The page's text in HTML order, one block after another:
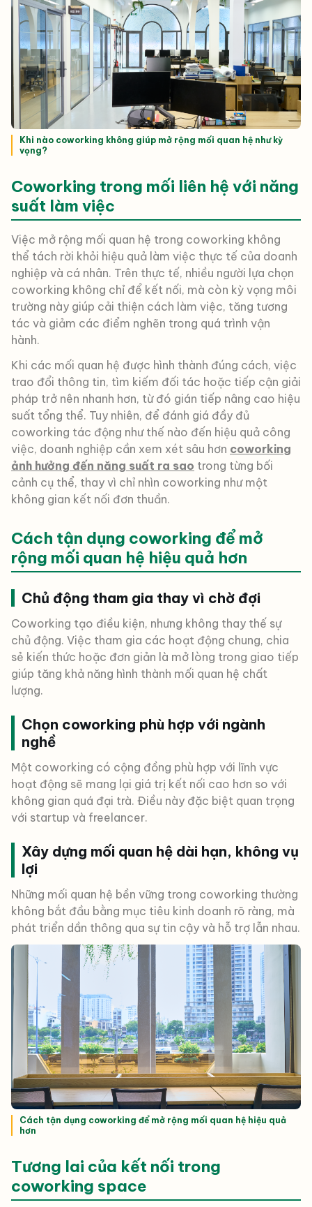
Khi nào coworking không giúp mở rộng mối quan hệ như kỳ
vọng?
Coworking trong mối liên hệ với năng
suất làm việc
Việc mở rộng mối quan hệ trong coworking không
thể tách rời khỏi hiệu quả làm việc thực tế của doanh
nghiệp và cá nhân. Trên thực tế, nhiều người lựa chọn
coworking không chỉ để kết nối, mà còn kỳ vọng môi
trường này giúp cải thiện cách làm việc, tăng tương
tác và giảm các điểm nghẽn trong quá trình vận
hành.
Khi các mối quan hệ được hình thành đúng cách, việc
trao đổi thông tin, tìm kiếm đối tác hoặc tiếp cận giải
pháp trở nên nhanh hơn, từ đó gián tiếp nâng cao hiệu
suất tổng thể. Tuy nhiên, để đánh giá đầy đủ
coworking tác động như thế nào đến hiệu quả công
việc, doanh nghiệp cần xem xét sâu hơn coworking
ảnh hưởng đến năng suất ra sao trong từng bối
cảnh cụ thể, thay vì chỉ nhìn coworking như một
không gian kết nối đơn thuần.
Cách tận dụng coworking để mở
rộng mối quan hệ hiệu quả hơn
Chủ động tham gia thay vì chờ đợi
Coworking tạo điều kiện, nhưng không thay thế sự
chủ động. Việc tham gia các hoạt động chung, chia
sẻ kiến thức hoặc đơn giản là mở lòng trong giao tiếp
giúp tăng khả năng hình thành mối quan hệ chất
lượng.
Chọn coworking phù hợp với ngành
nghề
Một coworking có cộng đồng phù hợp với lĩnh vực
hoạt động sẽ mang lại giá trị kết nối cao hơn so với
không gian quá đại trà. Điều này đặc biệt quan trọng
với startup và freelancer.
Xây dựng mối quan hệ dài hạn, không vụ
lợi
Những mối quan hệ bền vững trong coworking thường
không bắt đầu bằng mục tiêu kinh doanh rõ ràng, mà
phát triển dần thông qua sự tin cậy và hỗ trợ lẫn nhau.
Cách tận dụng coworking để mở rộng mối quan hệ hiệu quả
hơn
Tương lai của kết nối trong
coworking space